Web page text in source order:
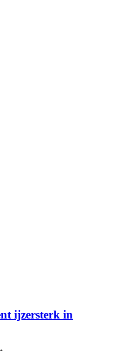
ijzersterk in